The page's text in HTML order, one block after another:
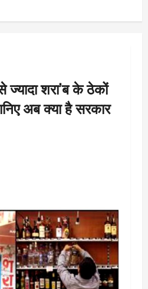
शरा’ब के ठेकों
अब क्या है सरकार